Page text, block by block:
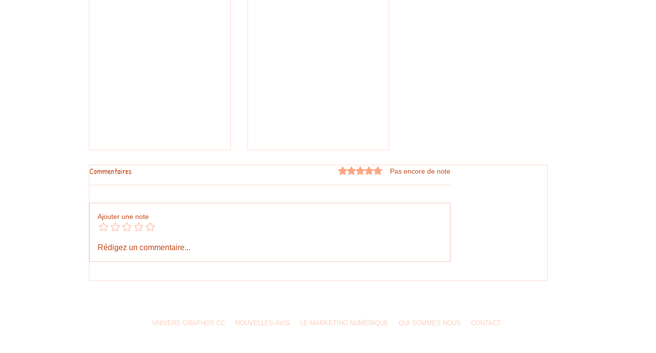
#GraphosCc #Tlx #Actualités |
TLAXCALA HABILLERA LE
BEACH VOLLEYBALL 2023
VOTE POUR LA JOURNÉE DE
ARRIVÉS À TLAXCALA
Commentaires Noté 0 étoile sur 5.Pas encore de note
Ajouter une note
Rédigez un commentaire...
UNIVERS GRAPHOS CC NOUVELLES-AVIS LE MARKETING NUMÉRIQUE QUI SOMMES NOUS CONTACT